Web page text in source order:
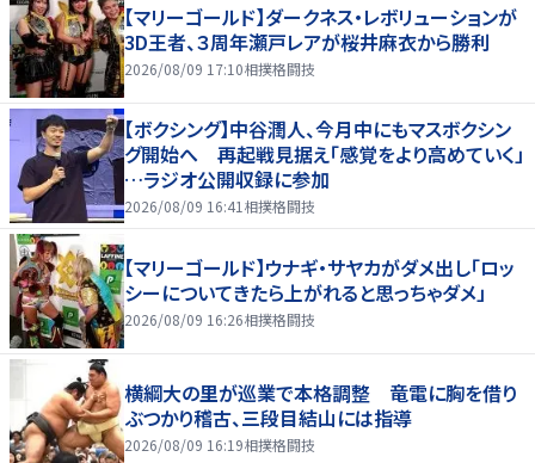
【マリーゴールド】ダークネス・レボリューションが
3D王者、３周年瀬戸レアが桜井麻衣から勝利
2026/08/09 17:10相撲格闘技
【ボクシング】中谷潤人、今月中にもマスボクシン
グ開始へ 再起戦見据え「感覚をより高めていく」
…ラジオ公開収録に参加
2026/08/09 16:41 相撲格闘技
【マリーゴールド】ウナギ・サヤカがダメ出し「ロッ
シーについてきたら上がれると思っちゃダメ」
2026/08/09 16:26相撲格闘技
横綱大の里が巡業で本格調整 竜電に胸を借り
ぶつかり稽古、三段目結山には指導
2026/08/09 16:19相撲格闘技